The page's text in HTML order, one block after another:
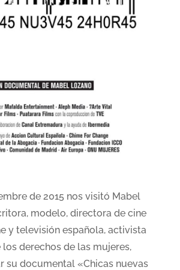
de 2015 nos visitó Mabel
modelo, directora de cine
y televisión española, activista
los derechos de las mujeres,
su documental «Chicas nuevas